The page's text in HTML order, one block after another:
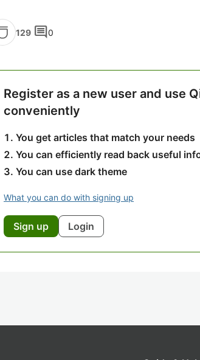
129 comment0
Register as a new user and use
conveniently
You get articles that match your needs
You can efficiently read back useful
You can use dark theme
What you can do with signing up
Sign up Login